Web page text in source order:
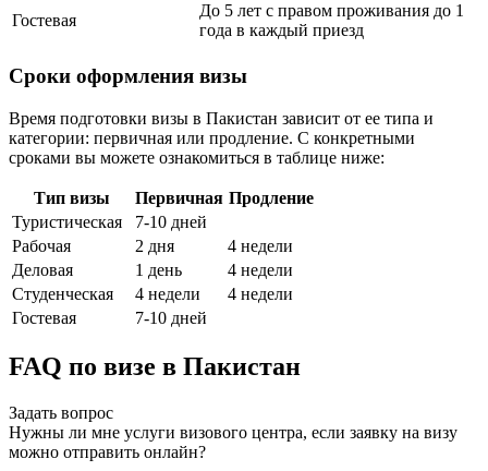
Гостевая
До 5 лет с правом проживания до 1
года в каждый приезд
Сроки оформления визы
Время подготовки визы в Пакистан зависит от ее типа и
категории: первичная или продление. С конкретными
сроками вы можете ознакомиться в таблице ниже:
Тип визы Первичная Продление
Туристическая
7-10 дней
Рабочая
2 дня
4 недели
Деловая
1 день
4 недели
Студенческая
4 недели
4 недели
Гостевая
7-10 дней
FAQ по визе в Пакистан
Задать вопрос
Нужны ли мне услуги визового центра, если заявку на визу
можно отправить онлайн?